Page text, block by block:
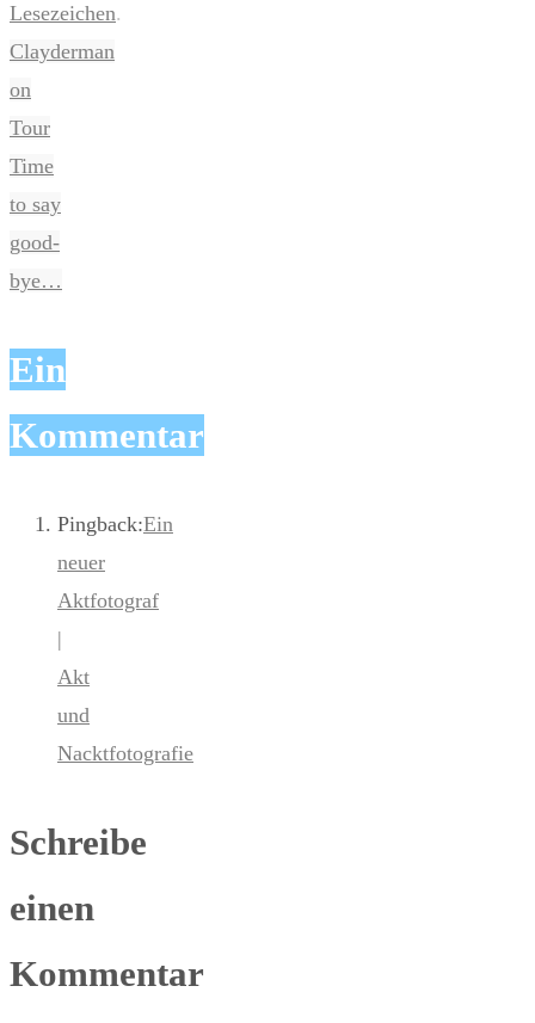
Lesezeichen.
Clayderman
on
Tour
Time
to say
good-
bye…
Ein
Kommentar
Pingback:Ein
neuer
Aktfotograf
|
Akt
und
Nacktfotografie
Schreibe
einen
Kommentar